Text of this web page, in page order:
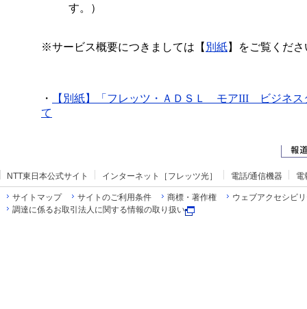
す。）
※サービス概要につきましては【 別紙】をご覧くださ
・
【別紙】「フレッツ・ＡＤＳＬ モアIII ビジネス
て
NTT東日本公式サイト インターネット［フレッツ光］ 電話/通信機器 電
サイトマップ サイトのご利用条件 商標・著作権
ウェブアクセシビ
調達に係るお取引法人に関する情報の取り扱い